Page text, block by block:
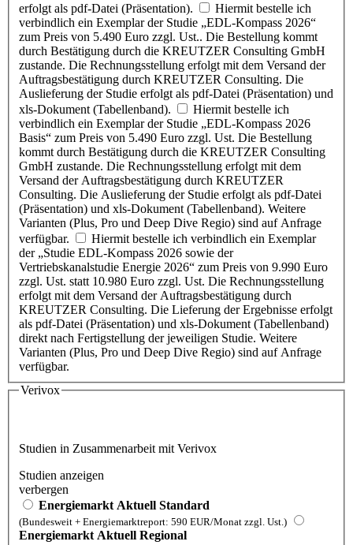
erfolgt als pdf-Datei (Präsentation).
Hiermit bestelle ich
verbindlich ein Exemplar der Studie „EDL-Kompass 2026“
zum Preis von 5.490 Euro zzgl. Ust.. Die Bestellung kommt
durch Bestätigung durch die KREUTZER Consulting GmbH
zustande. Die Rechnungsstellung erfolgt mit dem Versand der
Auftragsbestätigung durch KREUTZER Consulting. Die
Auslieferung der Studie erfolgt als pdf-Datei (Präsentation) und
xls-Dokument (Tabellenband).
Hiermit bestelle ich
verbindlich ein Exemplar der Studie „EDL-Kompass 2026
Basis“ zum Preis von 5.490 Euro zzgl. Ust. Die Bestellung
kommt durch Bestätigung durch die KREUTZER Consulting
GmbH zustande. Die Rechnungsstellung erfolgt mit dem
Versand der Auftragsbestätigung durch KREUTZER
Consulting. Die Auslieferung der Studie erfolgt als pdf-Datei
(Präsentation) und xls-Dokument (Tabellenband). Weitere
Varianten (Plus, Pro und Deep Dive Regio) sind auf Anfrage
verfügbar.
Hiermit bestelle ich verbindlich ein Exemplar
der „Studie EDL-Kompass 2026 sowie der
Vertriebskanalstudie Energie 2026“ zum Preis von 9.990 Euro
zzgl. Ust. statt 10.980 Euro zzgl. Ust. Die Rechnungsstellung
erfolgt mit dem Versand der Auftragsbestätigung durch
KREUTZER Consulting. Die Lieferung der Ergebnisse erfolgt
als pdf-Datei (Präsentation) und xls-Dokument (Tabellenband)
direkt nach Fertigstellung der jeweiligen Studie. Weitere
Varianten (Plus, Pro und Deep Dive Regio) sind auf Anfrage
verfügbar.
Verivox
Studien in Zusammenarbeit mit Verivox
Studien anzeigen
verbergen
Energiemarkt Aktuell Standard
(Bundesweit + Energiemarktreport: 590 EUR/Monat zzgl. Ust.)
Energiemarkt Aktuell Regional